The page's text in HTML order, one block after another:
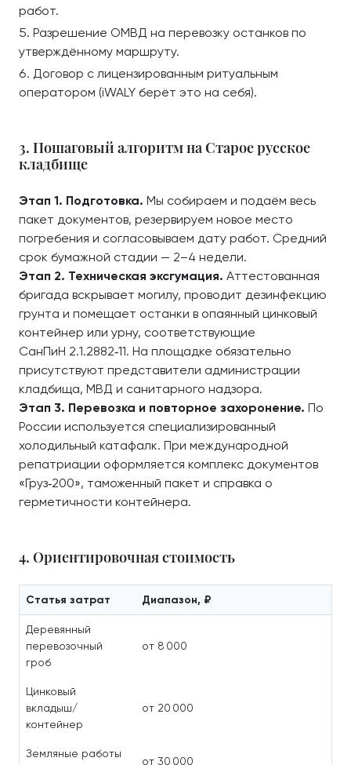
работ.
Разрешение ОМВД на перевозку останков по
утверждённому маршруту.
Договор с лицензированным ритуальным
оператором (iWALY берёт это на себя).
3. Пошаговый алгоритм на Старое русское
кладбище
Этап 1. Подготовка. Мы собираем и подаём весь
пакет документов, резервируем новое место
погребения и согласовываем дату работ. Средний
срок бумажной стадии — 2–4 недели.
Этап 2. Техническая эксгумация. Аттестованная
бригада вскрывает могилу, проводит дезинфекцию
грунта и помещает останки в опаянный цинковый
контейнер или урну, соответствующие
СанПиН 2.1.2882‑11. На площадке обязательно
присутствуют представители администрации
кладбища, МВД и санитарного надзора.
Этап 3. Перевозка и повторное захоронение. По
России используется специализированный
холодильный катафалк. При международной
репатриации оформляется комплекс документов
«Груз‑200», таможенный пакет и справка о
герметичности контейнера.
4. Ориентировочная стоимость
Статья затрат Диапазон, ₽
Деревянный
перевозочный
гроб
от 8 000
Цинковый
вкладыш/
контейнер
от 20 000
Земляные работы
от 30 000